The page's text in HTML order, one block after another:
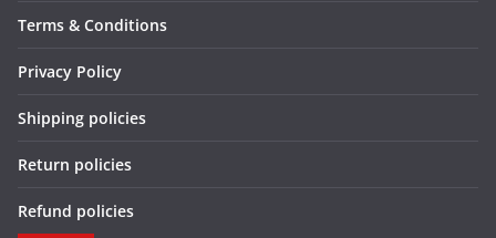
Terms & Conditions
Privacy Policy
Shipping policies
Return policies
Refund policies